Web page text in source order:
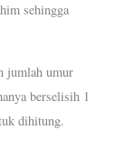
sehingga
jumlah umur
berselisih 1
dihitung.